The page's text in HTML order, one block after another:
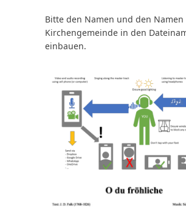
Bitte den Namen und den Namen
Kirchengemeinde in den
einbauen.